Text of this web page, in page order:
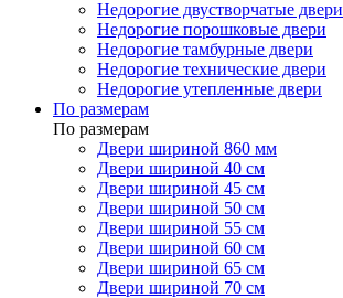
Недорогие двустворчатые двери
Недорогие порошковые двери
Недорогие тамбурные двери
Недорогие технические двери
Недорогие утепленные двери
По размерам
По размерам
Двери шириной 860 мм
Двери шириной 40 см
Двери шириной 45 см
Двери шириной 50 см
Двери шириной 55 см
Двери шириной 60 см
Двери шириной 65 см
Двери шириной 70 см